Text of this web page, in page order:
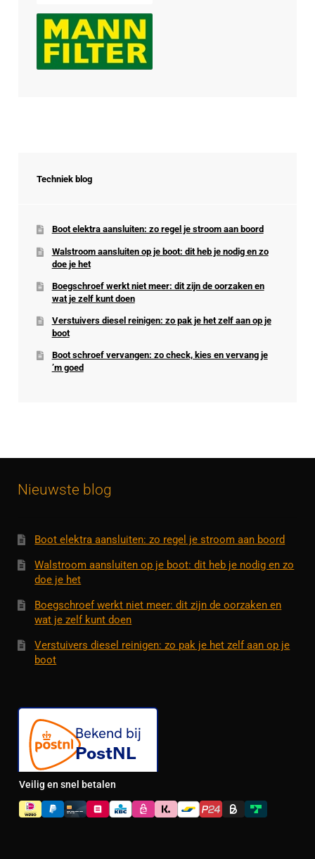
Techniek blog
Boot elektra aansluiten: zo regel je stroom aan boord
Walstroom aansluiten op je boot: dit heb je nodig en zo
doe je het
Boegschroef werkt niet meer: dit zijn de oorzaken en
wat je zelf kunt doen
Verstuivers diesel reinigen: zo pak je het zelf aan op je
boot
Boot schroef vervangen: zo check, kies en vervang je
’m goed
Nieuwste blog
Boot elektra aansluiten: zo regel je stroom aan boord
Walstroom aansluiten op je boot: dit heb je nodig en zo
doe je het
Boegschroef werkt niet meer: dit zijn de oorzaken en
wat je zelf kunt doen
Verstuivers diesel reinigen: zo pak je het zelf aan op je
boot
Veilig en snel betalen